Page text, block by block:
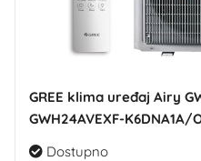
GREE klima uređaj Airy
GWH24AVEXF-K6DNA1A/
Dostupno